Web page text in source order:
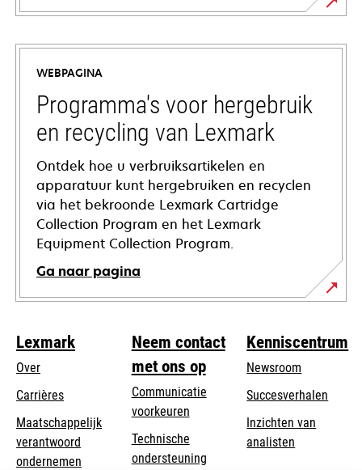
opens
in
new
tab
WEBPAGINA
Programma's voor hergebruik
en recycling van Lexmark
Ontdek hoe u verbruiksartikelen en
apparatuur kunt hergebruiken en recyclen
via het bekroonde Lexmark Cartridge
Collection Program en het Lexmark
Equipment Collection Program.
Ga naar pagina
Lexmark
Over
Carrières
Maatschappelijk
verantwoord
ondernemen
Neem contact
met ons op
Communicatie
voorkeuren
Technische
ondersteuningopens
Kenniscentrum
Newsroom
Succesverhalen
Inzichten van
analisten